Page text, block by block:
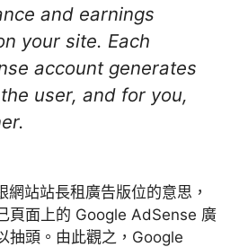
and earnings
your site. Each
account generates
user, and for you,
站站長租廣告版位的意思，
頁面上的 Google AdSense 廣
抽頭。由此觀之，Google